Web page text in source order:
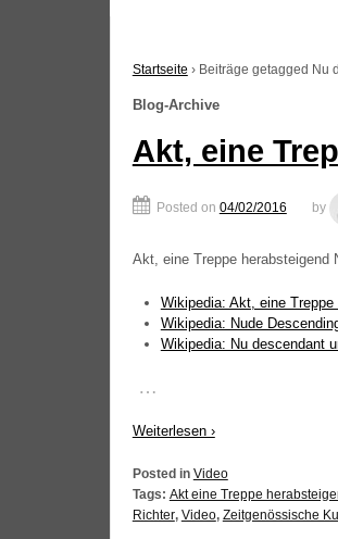
Startseite › Beiträge getagged Nu
Blog-Archive
Akt, eine
Posted on 04/02/2016 by
Akt, eine Trep­pe her­ab­stei­gend
Wiki­pe­dia: Akt, eine Trep­pe
Wiki­pe­dia: Nude
Wiki­pe­dia: Nu des­cen­dant
…
Wei­ter­le­sen ›
Posted in Video
Tags: Akt eine Treppe
Richter, Video, Zeitgenössische